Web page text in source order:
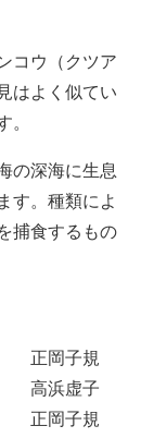
コウ（クツア
はよく似てい
。
の深海に生息
す。種類によ
捕食するもの
岡子規
浜虚子
正岡子規